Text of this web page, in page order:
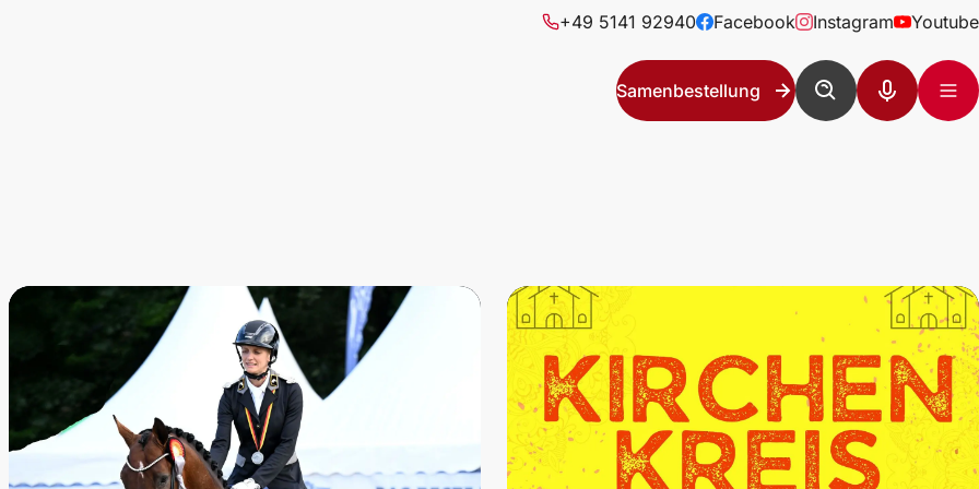
+49 5141 92940 Facebook Instagram Youtube
Samenbestellung